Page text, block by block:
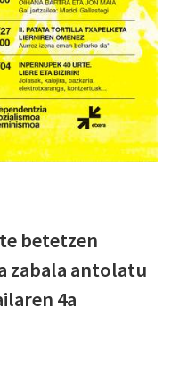
betetzen
zabala antolatu
4a